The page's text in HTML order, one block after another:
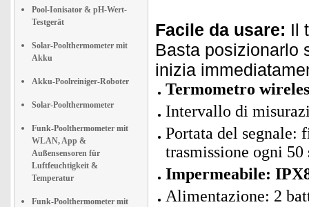
Pool-Ionisator & pH-Wert-
Testgerät
Solar-Poolthermometer mit
Akku
Akku-Poolreiniger-Roboter
Solar-Poolthermometer
Funk-Poolthermometer mit
WLAN, App &
Außensensoren für
Luftfeuchtigkeit &
Temperatur
Funk-Poolthermometer mit
Facile da usare: Il
Basta posizionarlo
inizia
Termometro
Intervallo di
Portata del segnale:
trasmissione ogni 50
Impermeabile:
Alimentazione: 2